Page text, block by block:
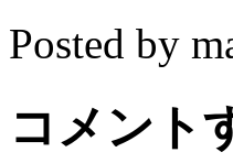
Posted by
コメント